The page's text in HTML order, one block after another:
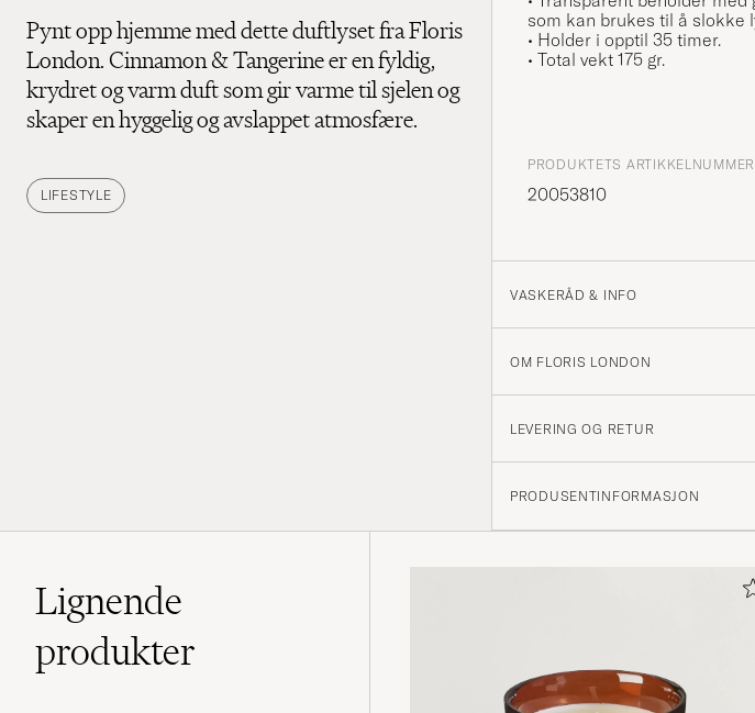
Pynt opp hjemme med dette duftlyset fra Floris
London. Cinnamon & Tangerine er en fyldig,
krydret og varm duft som gir varme til sjelen og
skaper en hyggelig og avslappet atmosfære.
LIFESTYLE
som kan brukes til å slokke
• Holder i opptil 35 timer.
• Total vekt 175 gr.
PRODUKTETS ARTIKKELNUMMER
20053810
VASKERÅD & INFO
OM FLORIS LONDON
LEVERING OG RETUR
PRODUSENTINFORMASJON
Lignende
produkter